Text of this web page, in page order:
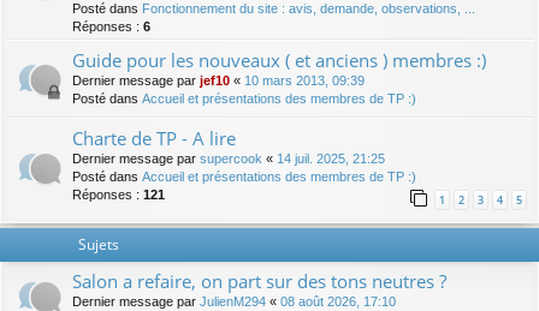
Posté dans Fonctionnement du site : avis, demande, observations, ...
Réponses : 6
Guide pour les nouveaux ( et anciens ) membres :)
Dernier message par jef10 « 10 mars 2013, 09:39
Posté dans Accueil et présentations des membres de TP :)
Charte de TP - A lire
Dernier message par supercook « 14 juil. 2025, 21:25
Posté dans Accueil et présentations des membres de TP :)
Réponses : 121 1 2 3 4 5
Sujets
Salon a refaire, on part sur des tons neutres ?
Dernier message par JulienM294 « 08 août 2026, 17:10